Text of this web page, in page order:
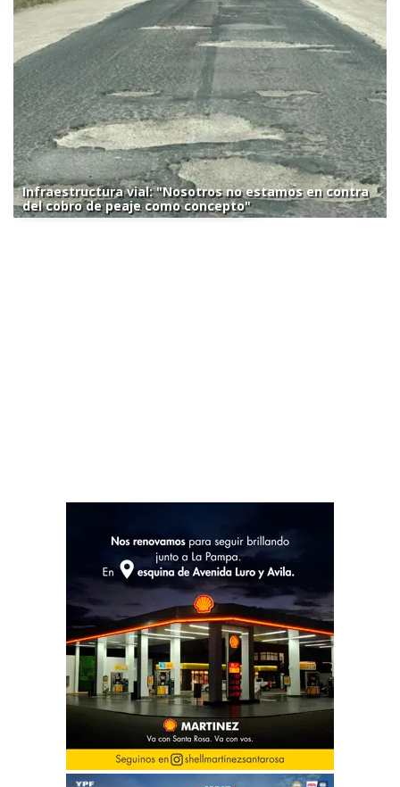
Infraestructura vial: "Nosotros no estamos en contra
del cobro de peaje como concepto"